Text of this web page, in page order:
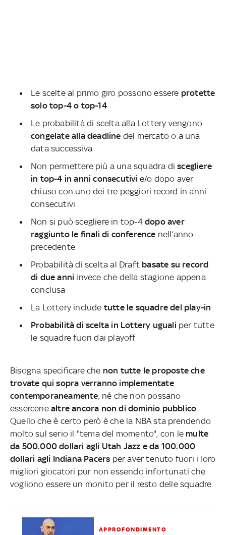
Le scelte al primo giro possono essere protette
solo top-4 o top-14
Le probabilità di scelta alla Lottery vengono
congelate alla deadline del mercato o a una
data successiva
Non permettere più a una squadra discegliere
in top-4 in anni consecutivi e/o dopo aver
chiuso con uno dei tre peggiori record in anni
consecutivi
Non si può scegliere in top-4 dopo aver
raggiunto le finali di conference nell’anno
precedente
Probabilità di scelta al Draft basate su record
di due anni invece che della stagione appena
conclusa
La Lottery include tutte le squadre del play-in
Probabilità di scelta in Lottery uguali per tutte
le squadre fuori dai playoff
Bisogna specificare che non tutte le proposte che
trovate qui sopra verranno implementate
contemporaneamente, né che non possano
essercene altre ancora non di dominio pubblico
Quello che è certo però è che la NBA sta prendendo
molto sul serio il "tema del momento", con le multe
da 500.000 dollari agli Utah Jazz e da 100.000
dollari agli Indiana Pacers per aver tenuto fuori i loro
migliori giocatori pur non essendo infortunati che
vogliono essere un monito per il resto delle squadre.
APPROFONDIMENTO